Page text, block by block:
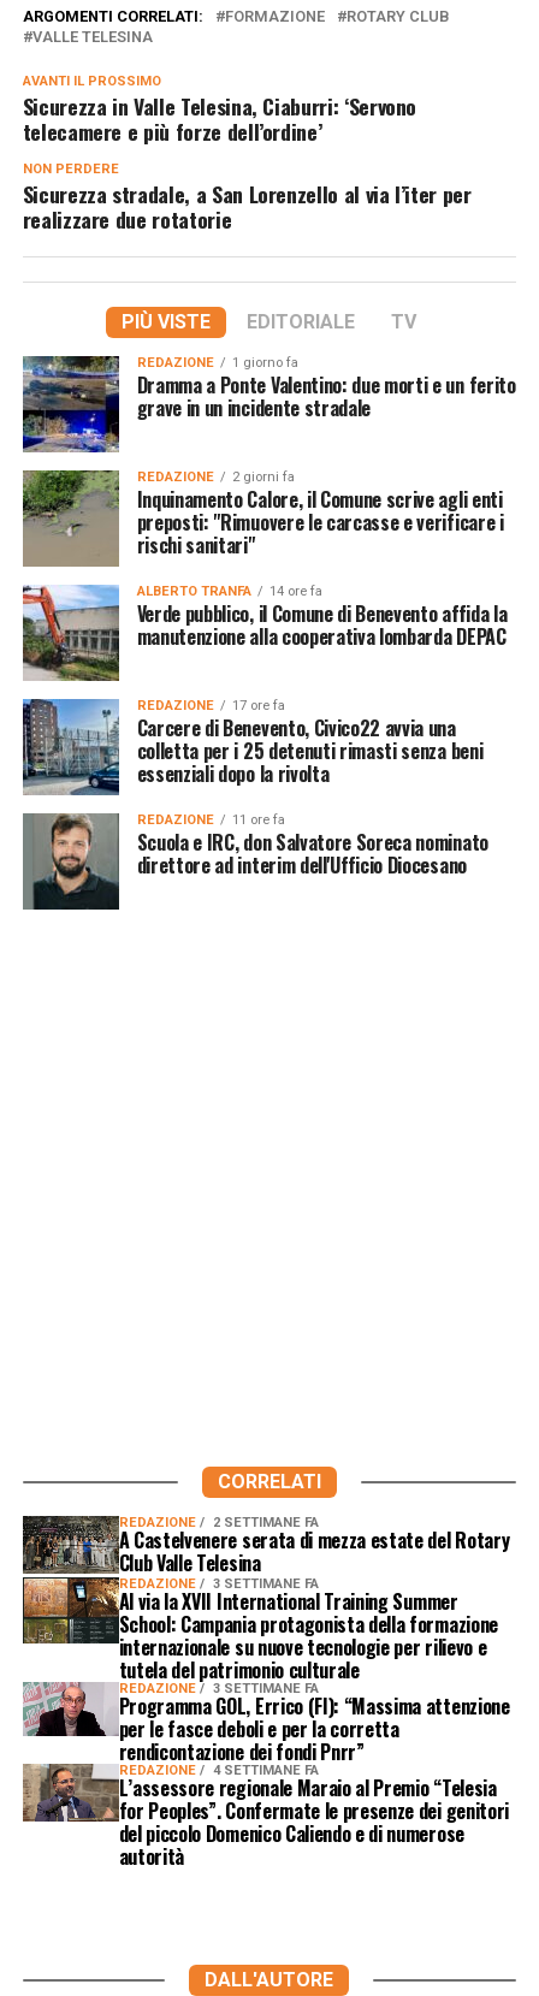
ARGOMENTI CORRELATI: FORMAZIONE
ROTARY CLUB
VALLE TELESINA
AVANTI IL ​​PROSSIMO
Sicurezza in Valle Telesina, Ciaburri: ‘Servono
telecamere e più forze dell’ordine’
NON PERDERE
Sicurezza stradale, a San Lorenzello al via l’iter per
realizzare due rotatorie
PIÙ VISTE EDITORIALE TV
REDAZIONE 1 giorno fa
Dramma a Ponte Valentino: due morti e un ferito
grave in un incidente stradale
REDAZIONE 2 giorni fa
Inquinamento Calore, il Comune scrive agli enti
preposti: "Rimuovere le carcasse e verificare i
rischi sanitari"
ALBERTO TRANFA 14 ore fa
Verde pubblico, il Comune di Benevento affida la
manutenzione alla cooperativa lombarda DEPAC
REDAZIONE 17 ore fa
Carcere di Benevento, Civico22 avvia una
colletta per i 25 detenuti rimasti senza beni
essenziali dopo la rivolta
REDAZIONE 11 ore fa
Scuola e IRC, don Salvatore Soreca nominato
direttore ad interim dell'Ufficio Diocesano
CORRELATI
REDAZIONE 2 SETTIMANE FA
A Castelvenere serata di mezza estate del Rotary
Club Valle Telesina
REDAZIONE 3 SETTIMANE FA
Al via la XVII International Training Summer
School: Campania protagonista della formazione
internazionale su nuove tecnologie per rilievo e
tutela del patrimonio culturale
REDAZIONE 3 SETTIMANE FA
Programma GOL, Errico (FI): “Massima attenzione
per le fasce deboli e per la corretta
rendicontazione dei fondi Pnrr”
REDAZIONE 4 SETTIMANE FA
L’assessore regionale Maraio al Premio “Telesia
for Peoples”. Confermate le presenze dei genitori
del piccolo Domenico Caliendo e di numerose
autorità
DALL'AUTORE